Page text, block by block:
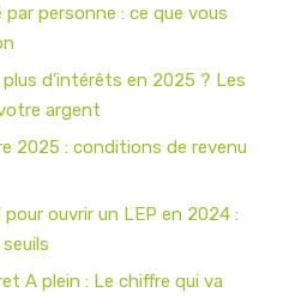
personne : ce que vous
d’intérêts en 2025 ? Les
argent
2025 : conditions de revenu
ouvrir un LEP en 2024 :
A plein : Le chiffre qui va